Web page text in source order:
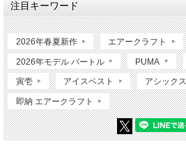
注目キーワード
2026年春夏新作 エアークラフト
2026年モデル バートル PUMA
寅壱 アイスベスト アシックス
即納 エアークラフト